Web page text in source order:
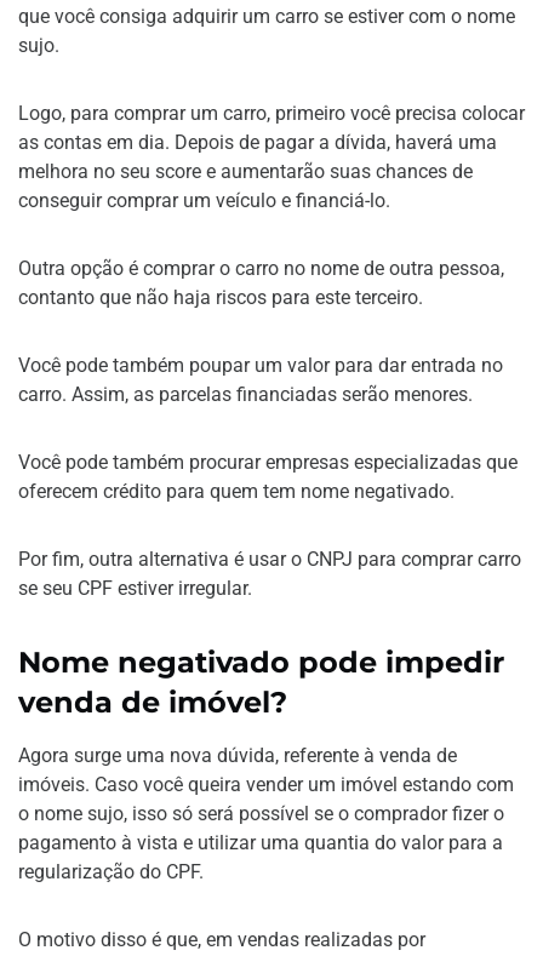
que você consiga adquirir um carro se estiver com o nome
sujo.
Logo, para comprar um carro, primeiro você precisa colocar
as contas em dia. Depois de pagar a dívida, haverá uma
melhora no seu score e aumentarão suas chances de
conseguir comprar um veículo e financiá-lo.
Outra opção é comprar o carro no nome de outra pessoa,
contanto que não haja riscos para este terceiro.
Você pode também poupar um valor para dar entrada no
carro. Assim, as parcelas financiadas serão menores.
Você pode também procurar empresas especializadas que
oferecem crédito para quem tem nome negativado.
Por fim, outra alternativa é usar o CNPJ para comprar carro
se seu CPF estiver irregular.
Nome negativado pode impedir
venda de imóvel?
Agora surge uma nova dúvida, referente à venda de
imóveis. Caso você queira vender um imóvel estando com
o nome sujo, isso só será possível se o comprador fizer o
pagamento à vista e utilizar uma quantia do valor para a
regularização do CPF.
O motivo disso é que, em vendas realizadas por